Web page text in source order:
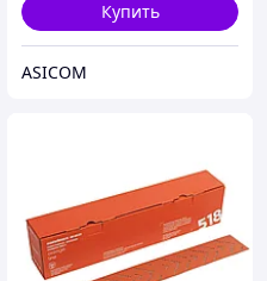
Купить
ASICOM